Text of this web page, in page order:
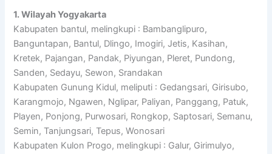
1. Wilayah Yogyakarta
Kabupaten bantul, melingkupi : Bambanglipuro,
Banguntapan, Bantul, Dlingo, Imogiri, Jetis, Kasihan,
Kretek, Pajangan, Pandak, Piyungan, Pleret, Pundong,
Sanden, Sedayu, Sewon, Srandakan
Kabupaten Gunung Kidul, meliputi : Gedangsari, Girisubo,
Karangmojo, Ngawen, Nglipar, Paliyan, Panggang, Patuk,
Playen, Ponjong, Purwosari, Rongkop, Saptosari, Semanu,
Semin, Tanjungsari, Tepus, Wonosari
Kabupaten Kulon Progo, melingkupi : Galur, Girimulyo,